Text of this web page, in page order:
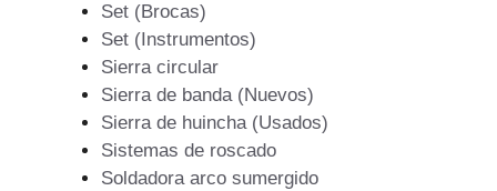
Set (Brocas)
Set (Instrumentos)
Sierra circular
Sierra de banda (Nuevos)
Sierra de huincha (Usados)
Sistemas de roscado
Soldadora arco sumergido